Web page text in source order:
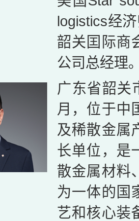
logistics经
韶关囯际商
公司总经理
广东省韶关
月，位于中
及稀散金属
长单位，是
散金属材料
为一体的国
艺和核心装